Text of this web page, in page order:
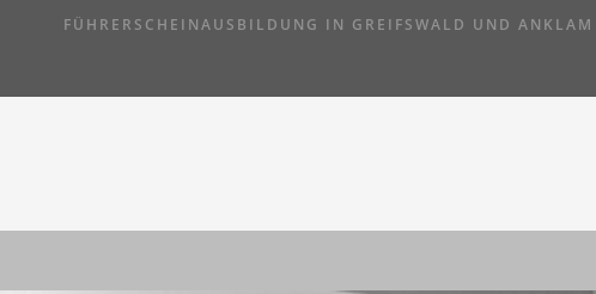
FÜHRERSCHEINAUSBILDUNG IN GREIFSWALD UND ANKLAM